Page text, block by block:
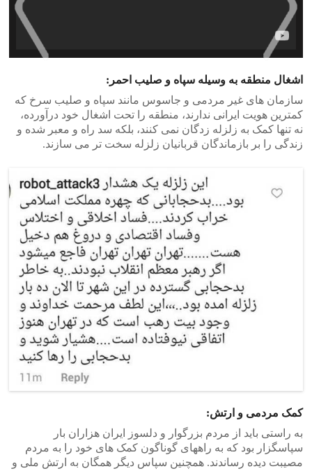
اشغال منطقه به وسیله سپاه و صلیب احمر:
سازمان های غیر مردمی و جاسوس مانند سپاه و صلیب سرخ که
کمترین هویت ایرانی ندارند، منطقه را تحت اشغال خود درآورده،
نه تنها کمک به زلزله زدگان نمی کنند، بلکه سد راه و معبر شده و
زندگی را بر بازماندگان قربانیان زلزله سخت تر می سازند.
کمک مردمی و ارتش:
به راستی باید از مردم بزرگوار و دلسوز ایران هزاران بار
سپاسگزار بود که به راههای گوناگون کمک های خود را به مردم
مصیبت دیده رساندند. همچنین سپاس دیگر همگان به ارتش ملی و